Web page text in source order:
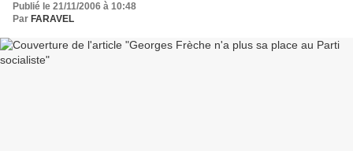
Publié le 21/11/2006 à 10:48
Par FARAVEL